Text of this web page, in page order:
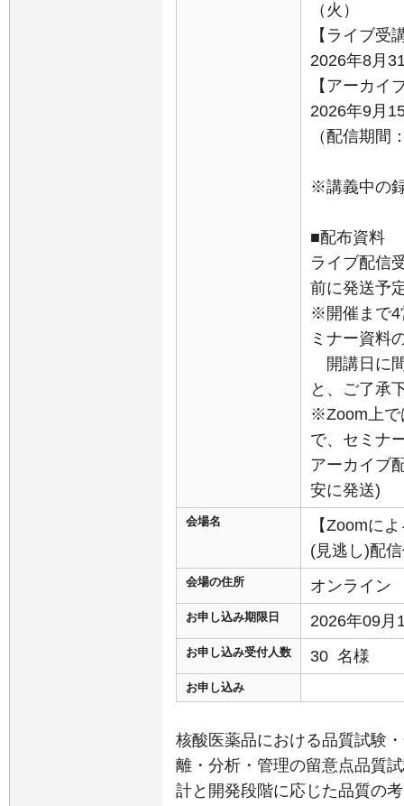
（火）
【ライブ受
2026年8月
【アーカイ
2026年9月
（配信期間
※講義中の
■配布資料
ライブ配信
前に発送予
※開催まで4
ミナー資料
開講日に
と、ご了承
※Zoom上で
で、セミナ
アーカイブ
安に発送)
会場名
【Zoomに
(見逃し)配
会場の住所 オンライン
お申し込み期限日 2026年09月
お申し込み受付人数 30 名様
お申し込み
核酸医薬品における品質試験
離・分析・管理の留意点品質
計と開発段階に応じた品質の